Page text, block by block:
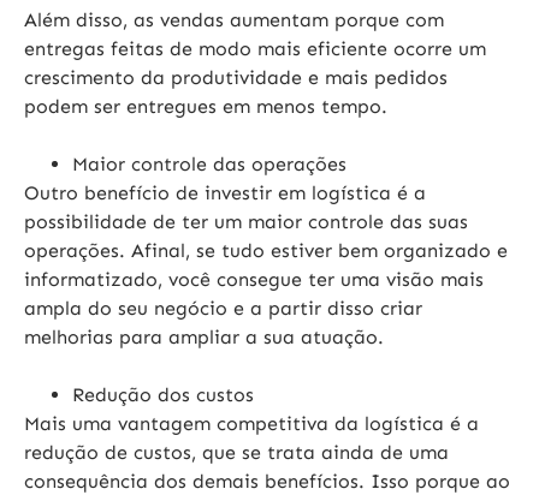
Além disso, as vendas aumentam porque com
entregas feitas de modo mais eficiente ocorre um
crescimento da produtividade e mais pedidos
podem ser entregues em menos tempo.
Maior controle das operações
Outro benefício de investir em logística é a
possibilidade de ter um maior controle das suas
operações. Afinal, se tudo estiver bem organizado e
informatizado, você consegue ter uma visão mais
ampla do seu negócio e a partir disso criar
melhorias para ampliar a sua atuação.
Redução dos custos
Mais uma vantagem competitiva da logística é a
redução de custos, que se trata ainda de uma
consequência dos demais benefícios. Isso porque ao